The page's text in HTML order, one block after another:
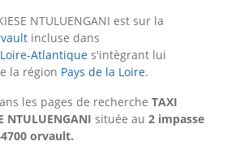
NTULUENGANI est sur la
incluse dans
Loire-Atlantique s'intègrant lui
la région Pays de la Loire.
les pages de recherche TAXI
NTULUENGANI située au 2 impasse
orvault.